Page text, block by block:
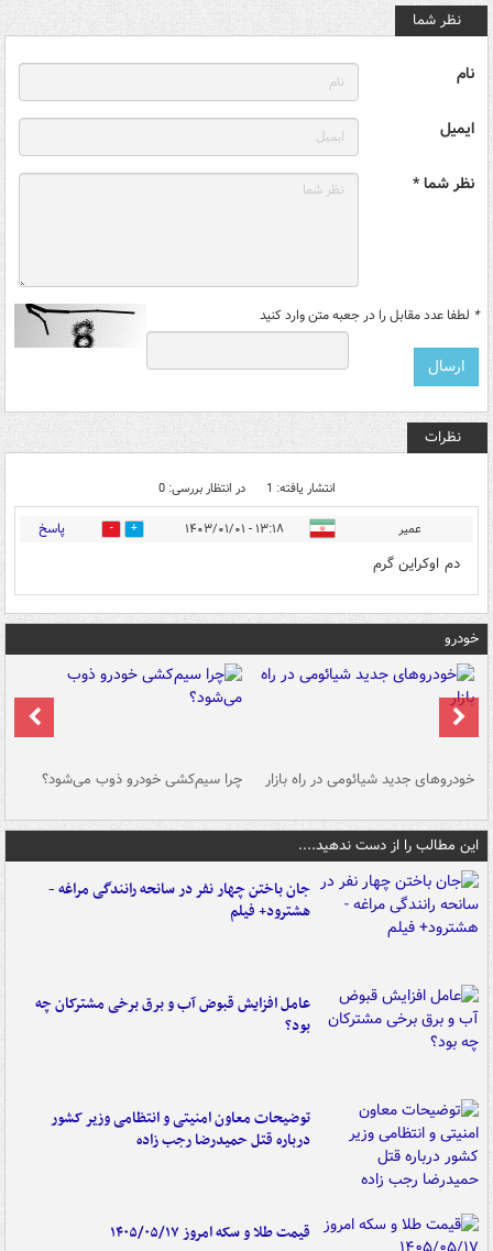
نظر شما
نام
ایمیل
نظر شما *
* لطفا عدد مقابل را در جعبه متن وارد کنید
نظرات
انتشار یافته: 1 در انتظار بررسی: 0
عمیر ۱۳:۱۸ - ۱۴۰۳/۰۱/۰۱ 0 پاسخ
دم اوکراین گرم
خودرو
خودروهای جدید شیائومی در راه بازار چرا سیم‌کشی خودرو ذوب می‌شود؟
این مطالب را از دست ندهید....
جان باختن چهار نفر در سانحه رانندگی مراغه -
هشترود+ فیلم
عامل افزایش قبوض آب و برق برخی مشترکان چه
بود؟
توضیحات معاون امنیتی و انتظامی وزیر کشور
درباره قتل حمیدرضا رجب زاده
قیمت طلا و سکه امروز ۱۴۰۵/۰۵/۱۷